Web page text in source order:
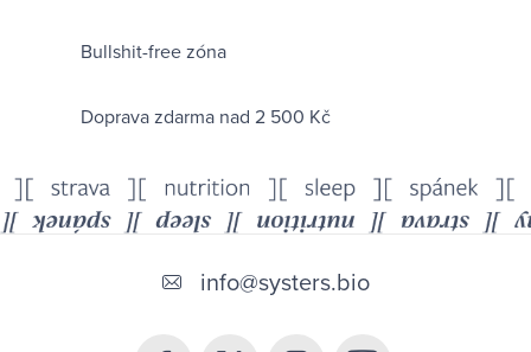
Bullshit-free zóna
Doprava zdarma nad 2 500 Kč
Z
info@systers.bio